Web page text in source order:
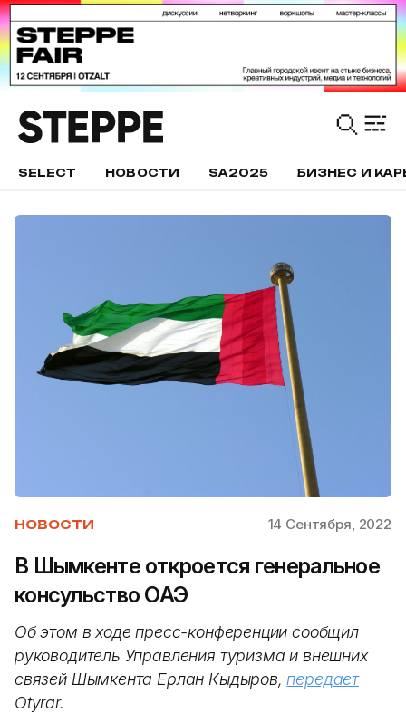
SELECT НОВОСТИ SA2025 БИЗНЕС И
НОВОСТИ 14 Сентября, 2022
В Шымкенте откроется генеральное
консульство ОАЭ
Об этом в ходе пресс-конференции сообщил
руководитель Управления туризма и внешних
связей Шымкента Ерлан Кыдыров,передает
Otyrar.